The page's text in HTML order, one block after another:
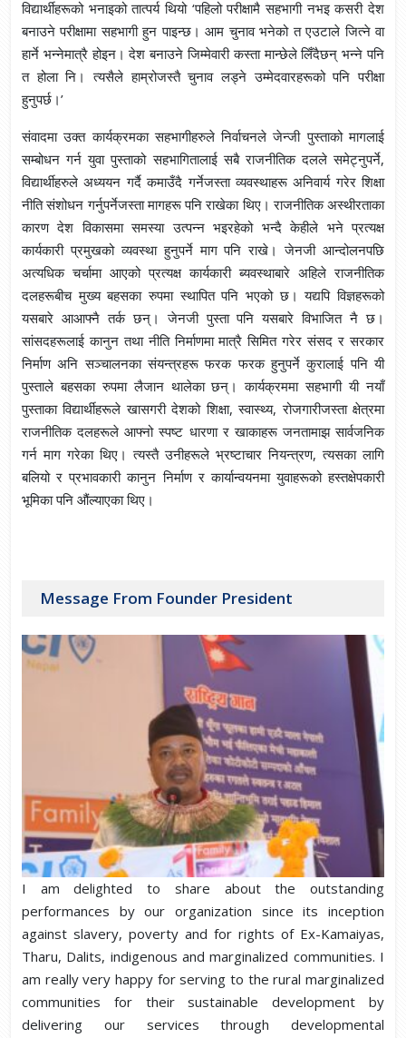
विद्यार्थीहरूको भनाइको तात्पर्य थियो ‘पहिलो परीक्षामै सहभागी नभइ कसरी देश
बनाउने परीक्षामा सहभागी हुन पाइन्छ। आम चुनाव भनेको त एउटाले जित्ने वा
हार्ने भन्नेमात्रै होइन। देश बनाउने जिम्मेवारी कस्ता मान्छेले लिँदैछन् भन्ने पनि
त होला नि। त्यसैले हाम्रोजस्तै चुनाव लड्ने उम्मेदवारहरूको पनि परीक्षा
हुनुपर्छ।’
संवादमा उक्त कार्यक्रमका सहभागीहरुले निर्वाचनले जेन्जी पुस्ताको मागलाई
सम्बोधन गर्न युवा पुस्ताको सहभागितालाई सबै राजनीतिक दलले समेट्नुपर्ने,
विद्यार्थीहरुले अध्ययन गर्दै कमाउँदै गर्नेजस्ता व्यवस्थाहरू अनिवार्य गरेर शिक्षा
नीति संशोधन गर्नुपर्नेजस्ता मागहरू पनि राखेका थिए। राजनीतिक अस्थीरताका
कारण देश विकासमा समस्या उत्पन्न भइरहेको भन्दै केहीले भने प्रत्यक्ष
कार्यकारी प्रमुखको व्यवस्था हुनुपर्ने माग पनि राखे। जेनजी आन्दोलनपछि
अत्यधिक चर्चामा आएको प्रत्यक्ष कार्यकारी ब्यवस्थाबारे अहिले राजनीतिक
दलहरूबीच मुख्य बहसका रुपमा स्थापित पनि भएको छ। यद्यपि विज्ञहरूको
यसबारे आआफ्नै तर्क छन्। जेनजी पुस्ता पनि यसबारे विभाजित नै छ।
सांसदहरूलाई कानुन तथा नीति निर्माणमा मात्रै सिमित गरेर संसद र सरकार
निर्माण अनि सञ्चालनका संयन्त्रहरू फरक फरक हुनुपर्ने कुरालाई पनि यी
पुस्ताले बहसका रुपमा लैजान थालेका छन्। कार्यक्रममा सहभागी यी नयाँ
पुस्ताका विद्यार्थीहरूले खासगरी देशको शिक्षा, स्वास्थ्य, रोजगारीजस्ता क्षेत्रमा
राजनीतिक दलहरूले आफ्नो स्पष्ट धारणा र खाकाहरू जनतामाझ सार्वजनिक
गर्न माग गरेका थिए। त्यस्तै उनीहरूले भ्रष्टाचार नियन्त्रण, त्यसका लागि
बलियो र प्रभावकारी कानुन निर्माण र कार्यान्वयनमा युवाहरूको हस्तक्षेपकारी
भूमिका पनि औंल्याएका थिए।
Message From Founder President
I am delighted to share about the outstanding
performances by our organization since its inception
against slavery, poverty and for rights of Ex-Kamaiyas,
Tharu, Dalits, indigenous and marginalized communities. I
am really very happy for serving to the rural marginalized
communities for their sustainable development by
delivering our services through developmental